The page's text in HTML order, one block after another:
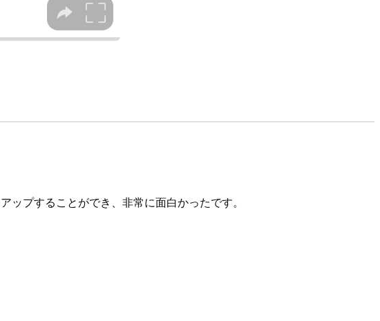
プすることができ、非常に面白かったです。